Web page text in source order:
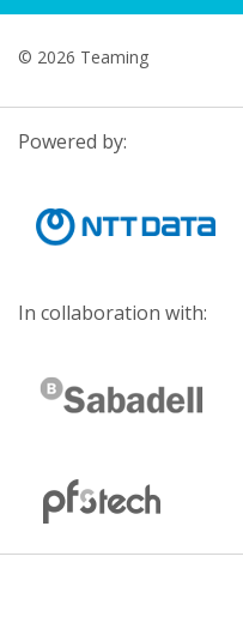
© 2026 Teaming
Powered by:
In collaboration with: